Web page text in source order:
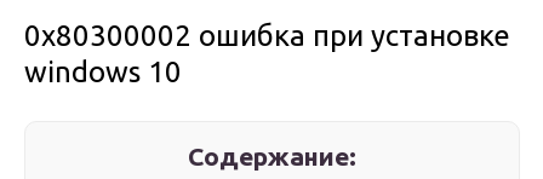
0x80300002 ошибка при установке
windows 10
Содержание: